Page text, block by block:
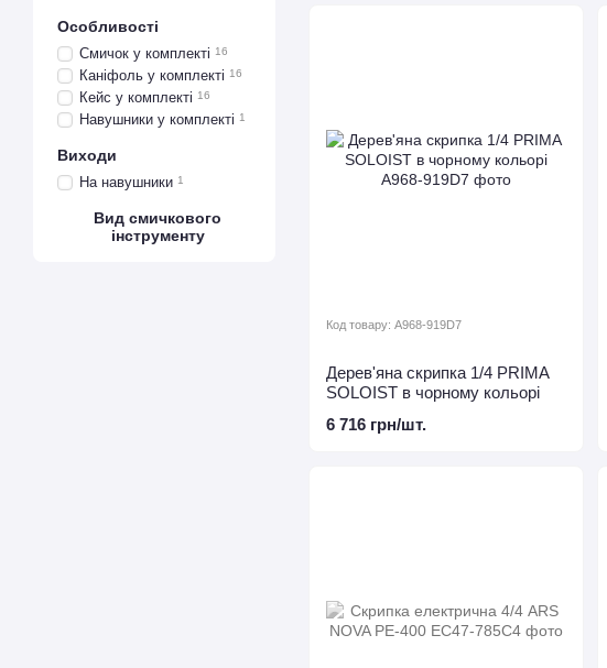
Код товару: A968-919D7
Дерев'яна скрипка 1/4 PRIMA
SOLOIST в чорному кольорі
6 716 грн/шт.
Особливості
Смичок у комплекті 16
Каніфоль у комплекті 16
Кейс у комплекті 16
Навушники у комплекті 1
Виходи
На навушники 1
Вид смичкового
інструменту